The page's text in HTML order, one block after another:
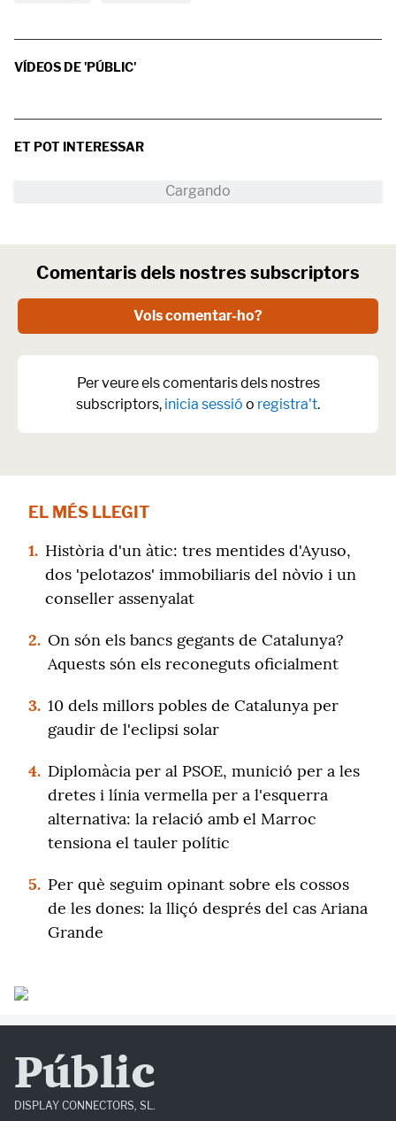
VÍDEOS DE 'PÚBLIC'
ET POT INTERESSAR
Comentaris dels nostres subscriptors
Vols comentar-ho?
Per veure els comentaris dels nostres
subscriptors, inicia sessió o registra't.
EL MÉS LLEGIT
1. Història d'un àtic: tres mentides d'Ayuso,
dos 'pelotazos' immobiliaris del nòvio i un
conseller assenyalat
2. On són els bancs gegants de Catalunya?
Aquests són els reconeguts oficialment
3. 10 dels millors pobles de Catalunya per
gaudir de l'eclipsi solar
4. Diplomàcia per al PSOE, munició per a les
dretes i línia vermella per a l'esquerra
alternativa: la relació amb el Marroc
tensiona el tauler polític
5. Per què seguim opinant sobre els cossos
de les dones: la lliçó després del cas Ariana
Grande
Públic
DISPLAY CONNECTORS, SL.